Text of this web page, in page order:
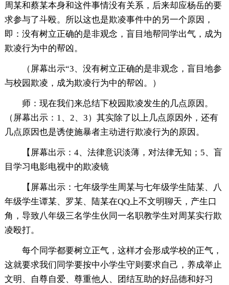
周某和蔡某本身和这件事情没有关系，后来却应杨岳的要
求参与了斗殴。所以这也是欺凌事件中的另一个原因，
即：没有树立正确的是非观念，盲目地帮同学出气，成为
欺凌行为中的帮凶。
（屏幕出示“3、没有树立正确的是非观念，盲目地参
与校园欺凌，成为欺凌行为中的帮凶。）
师：现在我们来总结下校园欺凌发生的几点原因。
（屏幕出示：1、2、3）其实除了以上几点原因外，还有
几点原因也是诱使施暴者主动进行欺凌行为的原因。
【屏幕出示：4、法律意识淡薄，对法律无知；5、盲
目学习电影电视中的欺凌镜
【屏幕出示：七年级学生周某与七年级学生陆某、八
年级学生谭某、罗某、陆某在QQ上不文明聊天，产生口
角，导致八年级三名学生伙同一名职教学生对周某实行欺
凌殴打。
每个同学都要树立正气，这样才会形成学校的正气，
这就要求我们同学要按中小学生守则要求自己，养成举止
文明、自尊自爱、尊重他人、团结互助的好品德和好习